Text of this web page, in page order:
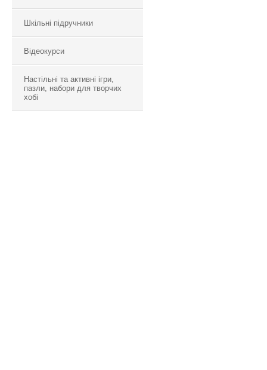
Шкільні підручники
Відеокурси
Настільні та активні ігри,
пазли, набори для творчих
хобі